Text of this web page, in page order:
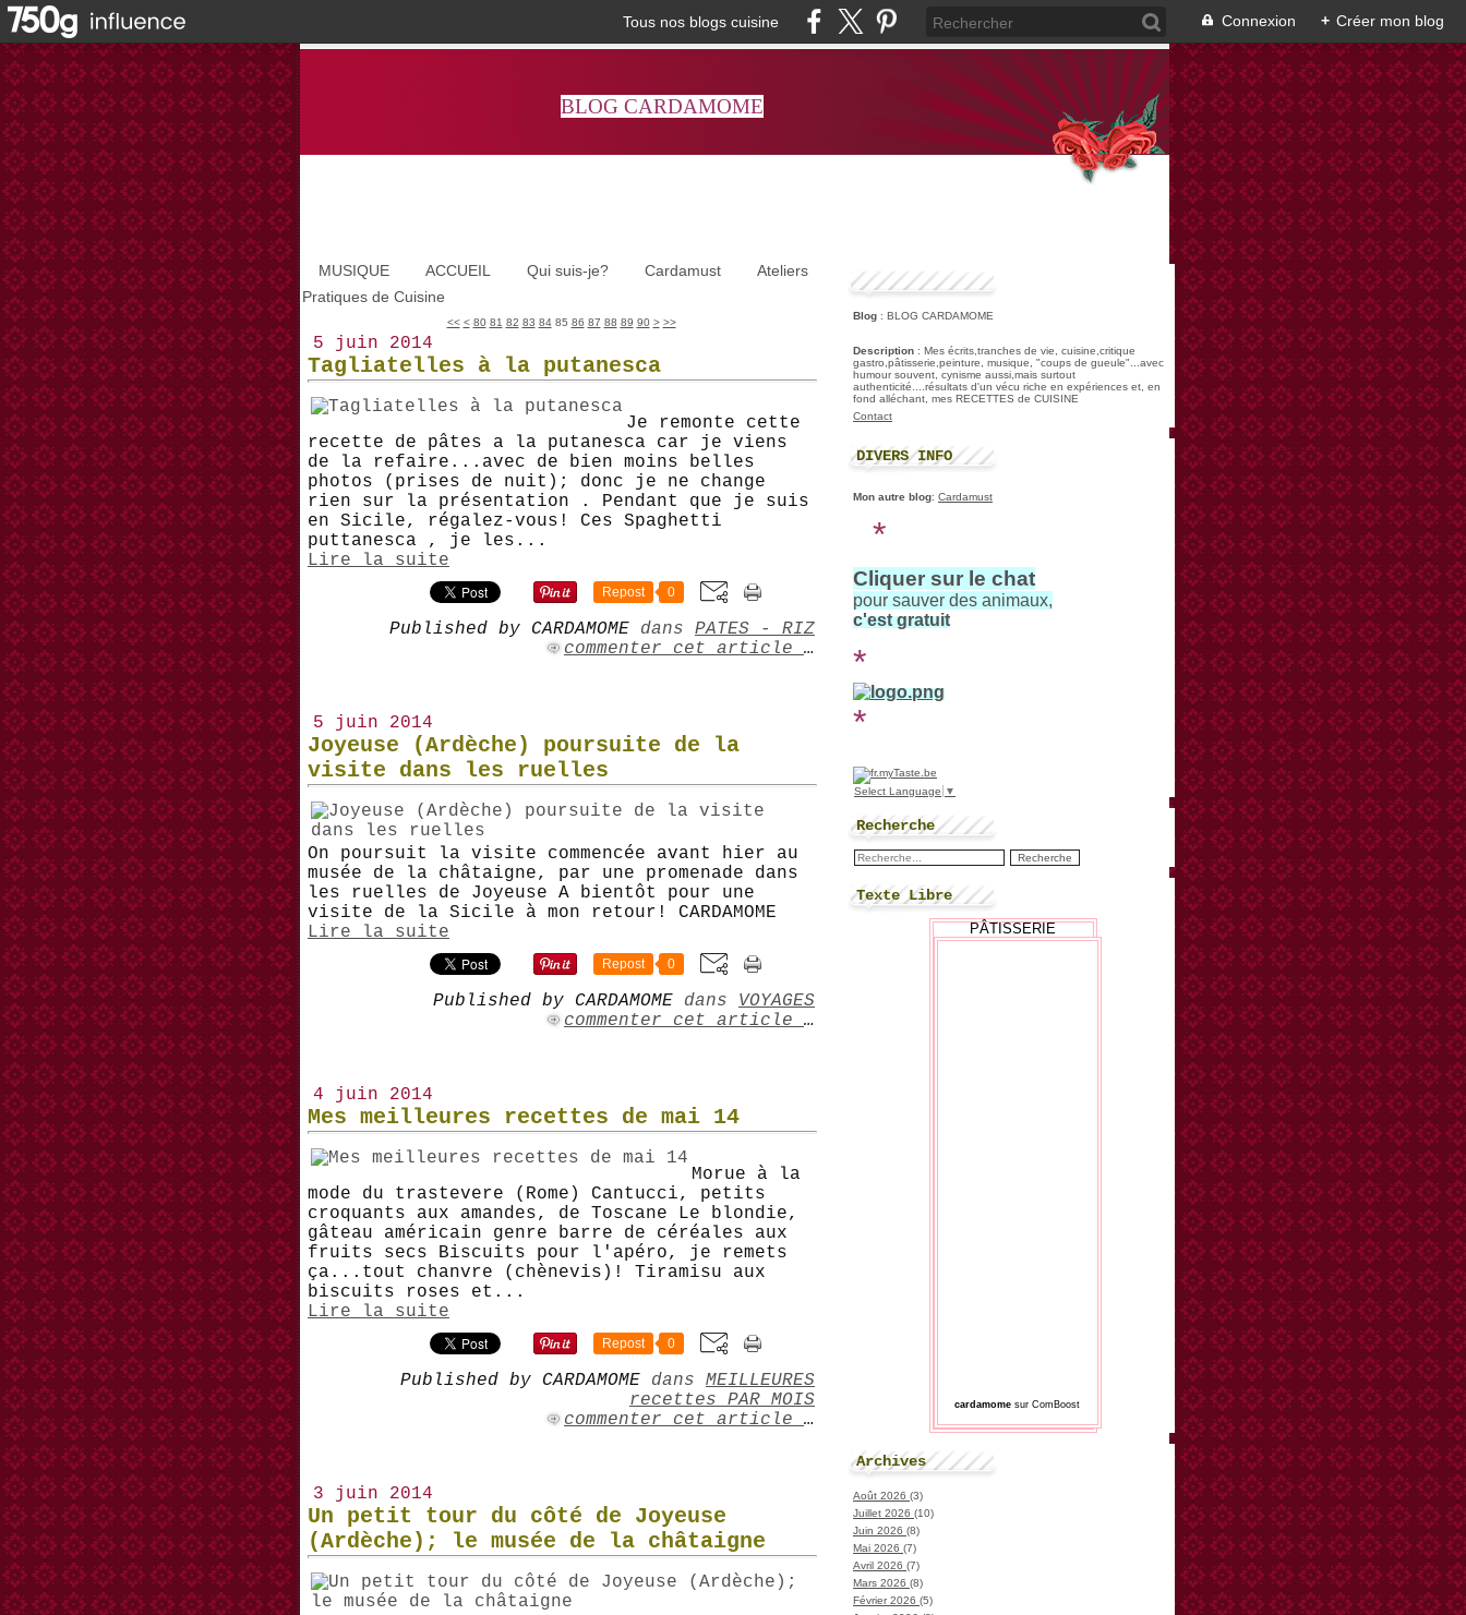
Tous nos blogs cuisine Connexion + Créer mon blog
BLOG CARDAMOME
MUSIQUE ACCUEIL Qui suis-je? Cardamust
Ateliers
Pratiques de Cuisine
<< < 10
20
30
40
50
60
70
80 81 82 83 84 85 86 87 88 89 90 100
> >>
5 juin 2014
Tagliatelles à la putanesca
Je remonte cette
recette de pâtes a la putanesca car je viens
de la refaire...avec de bien moins belles
photos (prises de nuit); donc je ne change
rien sur la présentation . Pendant que je suis
en Sicile, régalez-vous! Ces Spaghetti
puttanesca , je les...
Lire la suite
Repost 0
Published by CARDAMOME dans PATES - RIZ
commenter cet article …
5 juin 2014
Joyeuse (Ardèche) poursuite de la
visite dans les ruelles
On poursuit la visite commencée avant hier au
musée de la châtaigne, par une promenade dans
les ruelles de Joyeuse A bientôt pour une
visite de la Sicile à mon retour! CARDAMOME
Lire la suite
Repost 0
Published by CARDAMOME dans VOYAGES
commenter cet article …
4 juin 2014
Mes meilleures recettes de mai 14
Morue à la
mode du trastevere (Rome) Cantucci, petits
croquants aux amandes, de Toscane Le blondie,
gâteau américain genre barre de céréales aux
fruits secs Biscuits pour l'apéro, je remets
ça...tout chanvre (chènevis)! Tiramisu aux
biscuits roses et...
Lire la suite
Repost 0
Published by CARDAMOME dans MEILLEURES
recettes PAR MOIS
commenter cet article …
3 juin 2014
Un petit tour du côté de Joyeuse
(Ardèche); le musée de la châtaigne
Blog : BLOG CARDAMOME
Description : Mes écrits,tranches de vie, cuisine,critique
gastro,pâtisserie,peinture, musique, "coups de gueule"...avec
humour souvent, cynisme aussi,mais surtout
authenticité....résultats d'un vécu riche en expériences et, en
fond alléchant, mes RECETTES de CUISINE
Contact
DIVERS INFO
Mon autre blog: Cardamust
*
Cliquer sur le chat
pour sauver des animaux,
c'est gratuit
*
*
Select Language ▼
Recherche
Texte Libre
PÂTISSERIE
cardamome sur ComBoost
Archives
Août 2026 (3)
Juillet 2026 (10)
Juin 2026 (8)
Mai 2026 (7)
Avril 2026 (7)
Mars 2026 (8)
Février 2026 (5)